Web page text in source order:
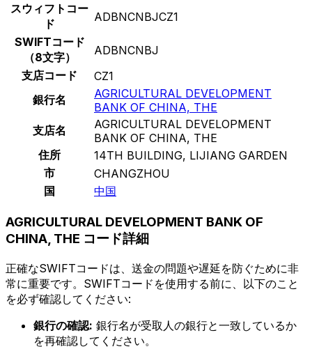
スウィフトコー
ド
ADBNCNBJCZ1
SWIFTコード
（8文字）
ADBNCNBJ
支店コード
CZ1
銀行名
AGRICULTURAL DEVELOPMENT
BANK OF CHINA, THE
支店名
AGRICULTURAL DEVELOPMENT
BANK OF CHINA, THE
住所
14TH BUILDING, LIJIANG GARDEN
市
CHANGZHOU
国
中国
AGRICULTURAL DEVELOPMENT BANK OF
CHINA, THE コード詳細
正確なSWIFTコードは、送金の問題や遅延を防ぐために非
常に重要です。SWIFTコードを使用する前に、以下のこと
を必ず確認してください:
銀行の確認: 銀行名が受取人の銀行と一致しているか
を再確認してください。